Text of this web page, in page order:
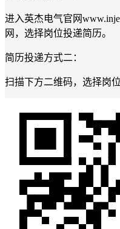
进入英杰电气官网
网，选择岗位投递简历。
简历投递方式二：
扫描下方二维码，选择岗